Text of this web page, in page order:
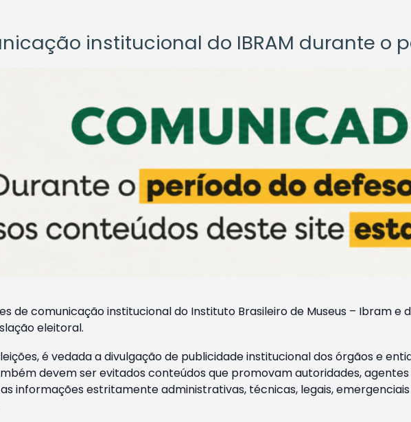
institucional do IBRAM durante o
de comunicação institucional do Instituto Brasileiro de Museus – Ibram
eleitoral.
é vedada a divulgação de publicidade institucional dos órgãos e
devem ser evitados conteúdos que promovam autoridades,
informações estritamente administrativas, técnicas, legais,